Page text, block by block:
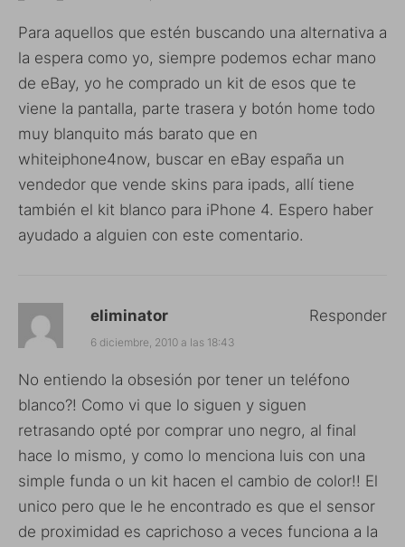
Para aquellos que estén buscando una alternativa a
la espera como yo, siempre podemos echar mano
de eBay, yo he comprado un kit de esos que te
viene la pantalla, parte trasera y botón home todo
muy blanquito más barato que en
whiteiphone4now, buscar en eBay españa un
vendedor que vende skins para ipads, allí tiene
también el kit blanco para iPhone 4. Espero haber
ayudado a alguien con este comentario.
eliminator
6 diciembre, 2010 a las 18:43
No entiendo la obsesión por tener un teléfono
blanco?! Como vi que lo siguen y siguen
retrasando opté por comprar uno negro, al final
hace lo mismo, y como lo menciona luis con una
simple funda o un kit hacen el cambio de color!! El
unico pero que le he encontrado es que el sensor
de proximidad es caprichoso a veces funciona a la
Responder